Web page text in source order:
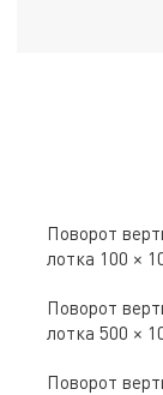
Поворот
лотка 100 ×
Поворот
лотка 500 ×
Поворот